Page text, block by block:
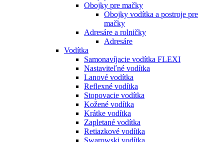
Obojky pre mačky
Obojky vodítka a postroje pre
mačky
Adresáre a rolničky
Adresáre
Vodítka
Samonavíjacie vodítka FLEXI
Nastaviteľné vodítka
Lanové vodítka
Reflexné vodítka
Stopovacie vodítka
Kožené vodítka
Krátke vodítka
Zapletané vodítka
Retiazkové vodítka
Swarowski vodítka